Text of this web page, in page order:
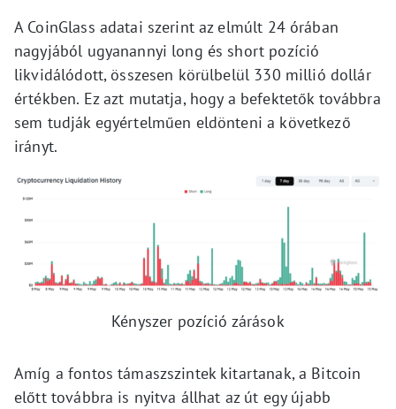
A CoinGlass adatai szerint az elmúlt 24 órában
nagyjából ugyanannyi long és short pozíció
likvidálódott, összesen körülbelül 330 millió dollár
értékben. Ez azt mutatja, hogy a befektetők továbbra
sem tudják egyértelműen eldönteni a következő
irányt.
Kényszer pozíció zárások
Amíg a fontos támaszszintek kitartanak, a Bitcoin
előtt továbbra is nyitva állhat az út egy újabb